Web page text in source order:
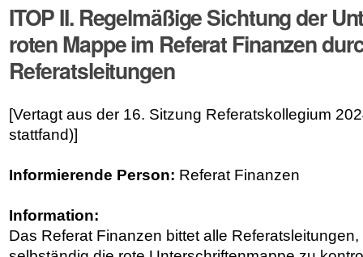
ITOP II. Regelmäßige Sichtung der
roten Mappe im Referat Finanzen
Referatsleitungen
[Vertagt aus der 16. Sitzung Referatskollegium
stattfand)]
Informierende Person: Referat Finanzen
Information:
Das Referat Finanzen bittet alle